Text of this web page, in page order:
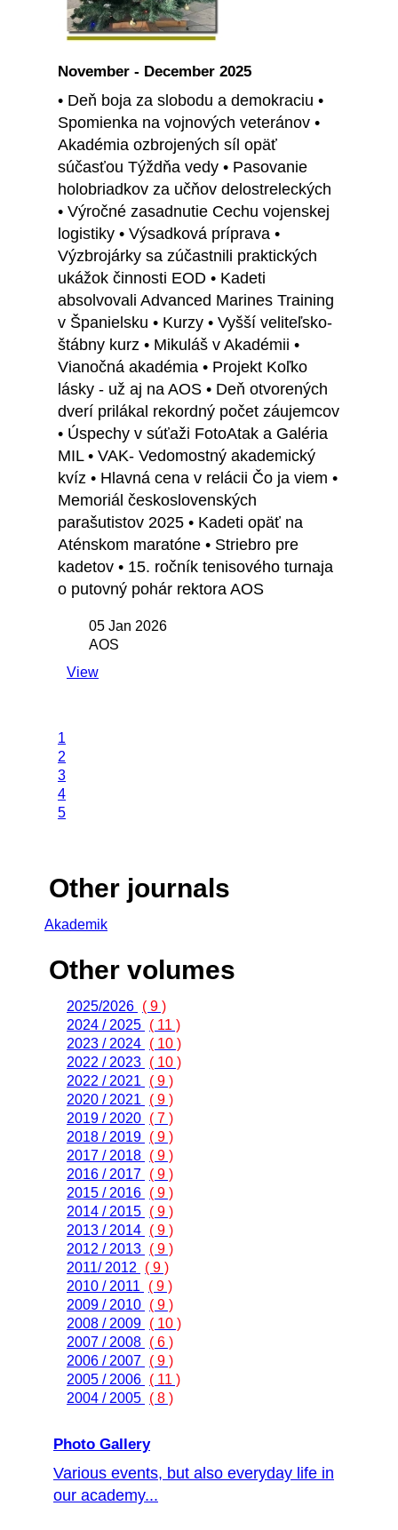
November - December 2025
• Deň boja za slobodu a demokraciu •
Spomienka na vojnových veteránov •
Akadémia ozbrojených síl opäť
súčasťou Týždňa vedy • Pasovanie
holobriadkov za učňov delostreleckých
• Výročné zasadnutie Cechu vojenskej
logistiky • Výsadková príprava •
Výzbrojárky sa zúčastnili praktických
ukážok činnosti EOD • Kadeti
absolvovali Advanced Marines Training
v Španielsku • Kurzy • Vyšší veliteľsko-
štábny kurz • Mikuláš v Akadémii •
Vianočná akadémia • Projekt Koľko
lásky - už aj na AOS • Deň otvorených
dverí prilákal rekordný počet záujemcov
• Úspechy v súťaži FotoAtak a Galéria
MIL • VAK- Vedomostný akademický
kvíz • Hlavná cena v relácii Čo ja viem •
Memoriál československých
parašutistov 2025 • Kadeti opäť na
Aténskom maratóne • Striebro pre
kadetov • 15. ročník tenisového turnaja
o putovný pohár rektora AOS
05 Jan 2026
AOS
View
1
2
3
4
5
Other journals
Akademik
Other volumes
2025/2026 ( 9 )
2024 / 2025 ( 11 )
2023 / 2024 ( 10 )
2022 / 2023 ( 10 )
2022 / 2021
( 9 )
2020 / 2021
( 9 )
2019 / 2020 ( 7 )
2018 / 2019 ( 9 )
2017 / 2018 ( 9 )
2016 / 2017 ( 9 )
2015 / 2016 ( 9 )
2014 / 2015 ( 9 )
2013 / 2014 ( 9 )
2012 / 2013 ( 9 )
2011/ 2012
( 9 )
2010 / 2011
( 9 )
2009 / 2010 ( 9 )
2008 / 2009 ( 10 )
2007 / 2008 ( 6 )
2006 / 2007 ( 9 )
2005 / 2006 ( 11 )
2004 / 2005 ( 8 )
Photo Gallery
Various events, but also everyday life in
our academy...